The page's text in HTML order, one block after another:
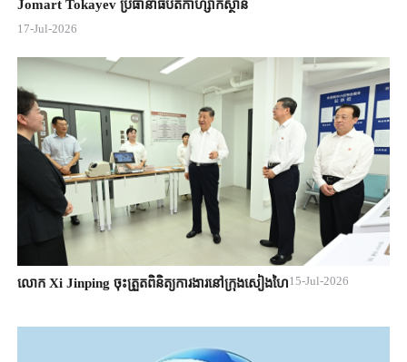
Jomart ​Tokayev ​ប្រធានាធិបតី​កាហ្សាក់ស្ថាន​
17-Jul-2026
លោក Xi Jinping ចុះត្រួតពិនិត្យការងារនៅក្រុងសៀងហៃ15-Jul-2026